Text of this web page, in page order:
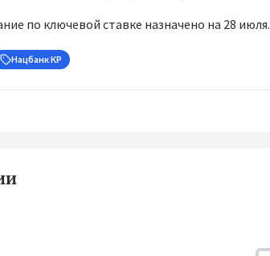
по ключевой ставке назначено на 28 июля.
Нацбанк КР